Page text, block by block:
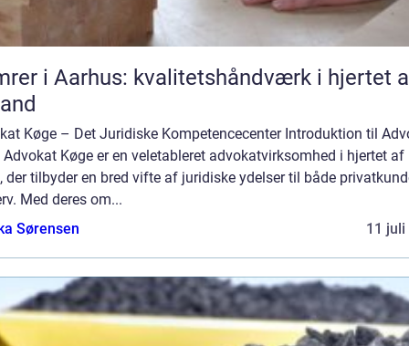
i Aarhus: kvalitetshåndværk i hjertet
Køge – Det Juridiske Kompetencecenter Introduktion til
Advokat Køge er en veletableret advokatvirksomhed i hjertet af
der tilbyder en bred vifte af juridiske ydelser til både
Med deres om...
Sørensen
11 juli